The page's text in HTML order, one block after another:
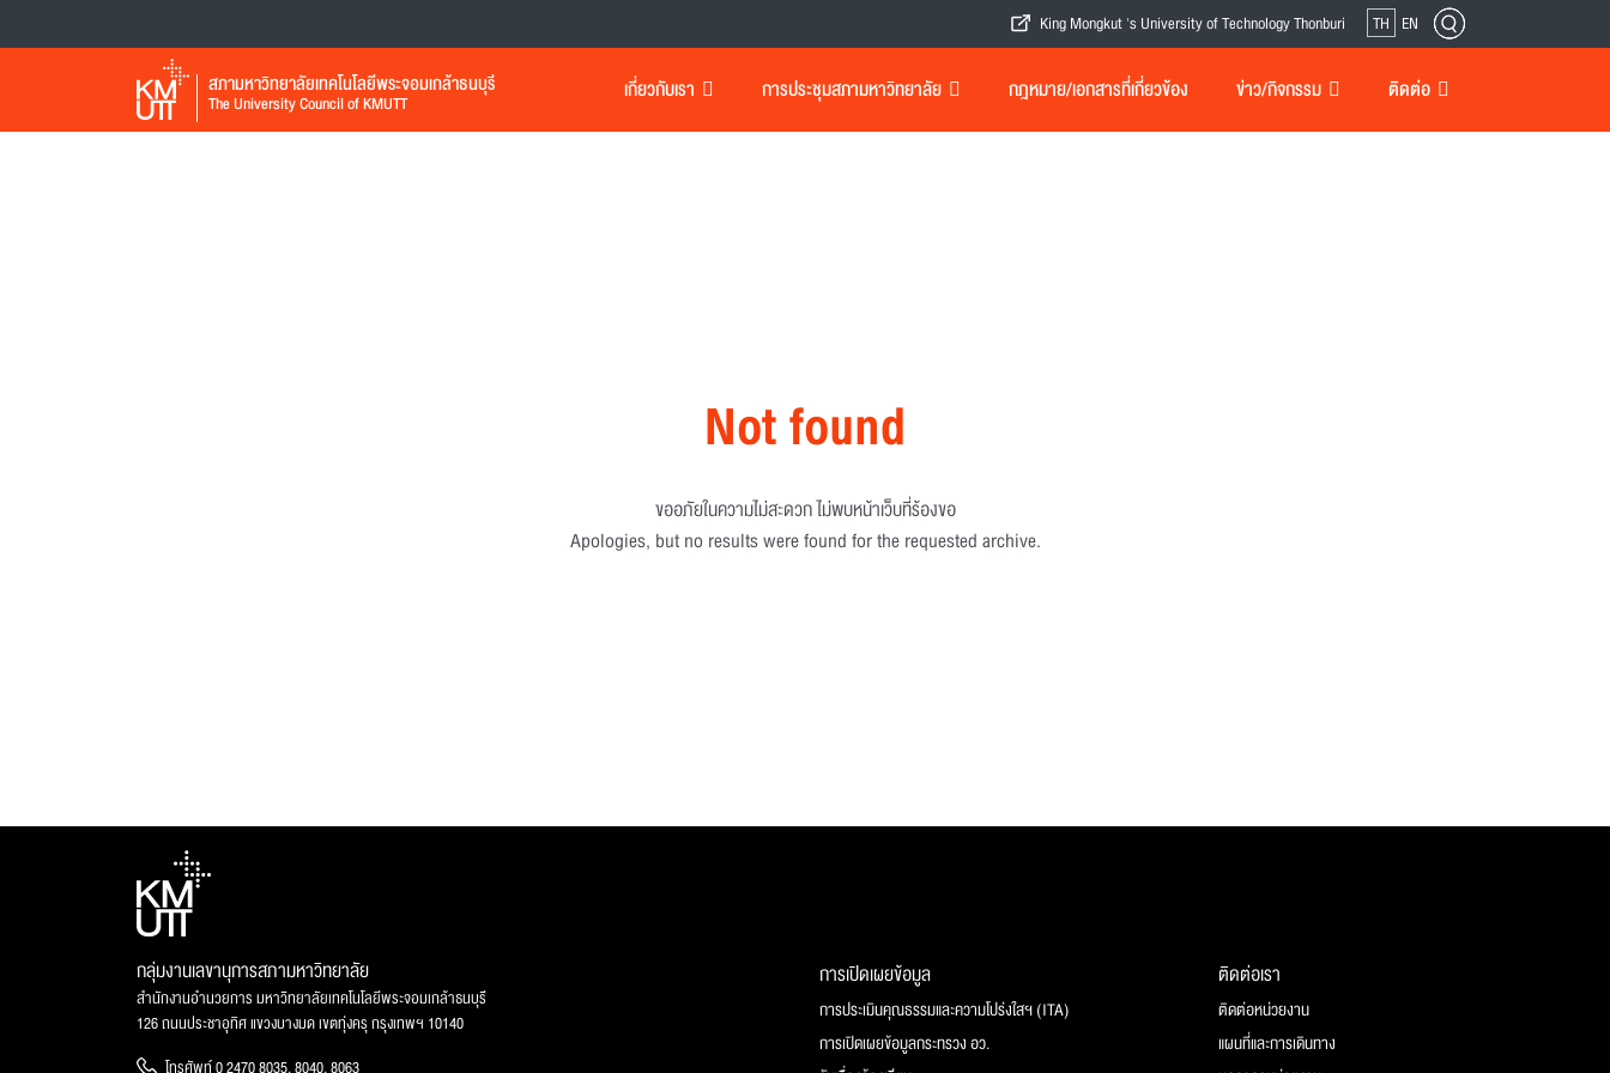
King Mongkut 's University of Technology Thonburi TH EN
สภามหาวิทยาลัยเทคโนโลยีพระจอมเกล้าธนบุรี
The University Council of KMUTT เกี่ยวกับเรา การประชุมสภามหาวิทยาลัย กฎหมาย/เอกสารที่เกี่ยวข้อง ข่าว/กิจกรรม ติดต่อ
Not found
ขออภัยในความไม่สะดวก ไม่พบหน้าเว็บที่ร้องขอ
Apologies, but no results were found for the requested archive.
กลุ่มงานเลขานุการสภามหาวิทยาลัย
สำนักงานอำนวยการ มหาวิทยาลัยเทคโนโลยีพระจอมเกล้าธนบุรี
126 ถนนประชาอุทิศ แขวงบางมด เขตทุ่งครุ กรุงเทพฯ 10140
การเปิดเผยข้อมูล
การประเมินคุณธรรมและความโปร่งใสฯ (ITA)
การเปิดเผยข้อมูลกระทรวง อว.
ติดต่อเรา
ติดต่อหน่วยงาน
แผนที่และการเดินทาง